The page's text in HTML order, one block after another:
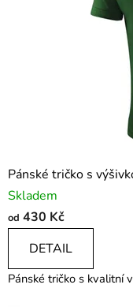
o
k
r
o
k
Pánské tričko s
Skladem
od 430 Kč
DETAIL
Pánské tričko s kvalitní